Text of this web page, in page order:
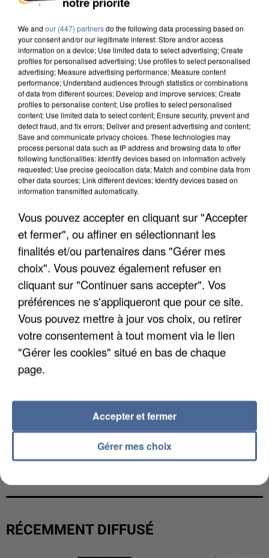
APRÈS TOUTES CES CANICULES, LES REFUGES
DE FAUNE SAUVAGE SONT...
L’UN DES FONDATEURS SUPPOSÉS DE LA DZ
MAFIA INTERPELLÉ EN ALGÉRIE
RÉCEMMENT DIFFUSÉ
We and our (447) partnersdo the following data processing based on
your consent and/or our legitimate interest: Store and/or access
information on a device; Use limited data to select advertising; Create
profiles for personalised advertising; Use profiles to select personalised
advertising; Measure advertising performance; Measure content
performance; Understand audiences through statistics or combinations
of data from different sources; Develop and improve services; Create
profiles to personalise content; Use profiles to select personalised
content; Use limited data to select content; Ensure security, prevent and
detect fraud, and fix errors; Deliver and present advertising and content;
Save and communicate privacy choices. These technologies may
process personal data such as IP address and browsing data to offer
following functionalities: Identify devices based on information actively
requested; Use precise geolocation data; Match and combine data from
other data sources; Link different devices; Identify devices based on
information transmitted automatically.
Vous pouvez accepter en cliquant sur "Accepter
et fermer", ou affiner en sélectionnant les
finalités et/ou partenaires dans "Gérer mes
choix". Vous pouvez également refuser en
cliquant sur "Continuer sans accepter". Vos
préférences ne s'appliqueront que pour ce site.
Vous pouvez mettre à jour vos choix, ou retirer
votre consentement à tout moment via le lien
"Gérer les cookies" situé en bas de chaque
page.
Gérer mes choix
Accepter et fermer